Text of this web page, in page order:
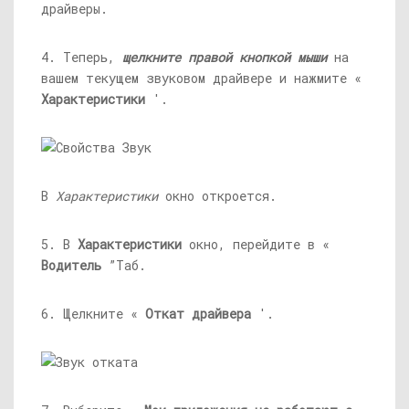
драйверы.
4. Теперь, щелкните правой кнопкой мыши на
вашем текущем звуковом драйвере и нажмите «
Характеристики '.
В Характеристикиокно откроется.
5. В Характеристики окно, перейдите в «
Водитель ”Таб.
6. Щелкните « Откат драйвера '.